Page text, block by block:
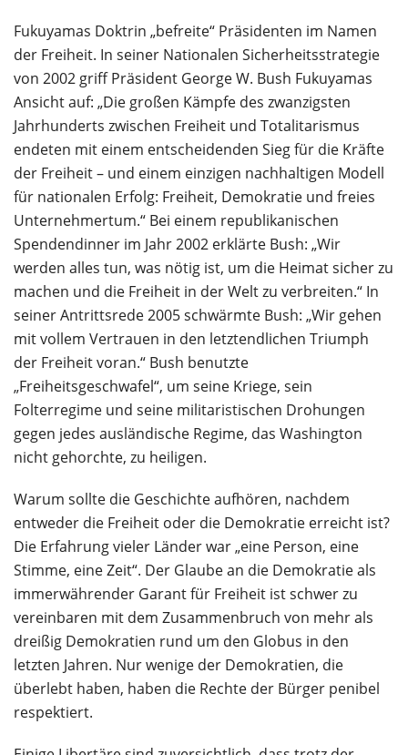
Fukuyamas Doktrin „befreite“ Präsidenten im Namen
der Freiheit. In seiner Nationalen Sicherheitsstrategie
von 2002 griff Präsident George W. Bush Fukuyamas
Ansicht auf: „Die großen Kämpfe des zwanzigsten
Jahrhunderts zwischen Freiheit und Totalitarismus
endeten mit einem entscheidenden Sieg für die Kräfte
der Freiheit – und einem einzigen nachhaltigen Modell
für nationalen Erfolg: Freiheit, Demokratie und freies
Unternehmertum.“ Bei einem republikanischen
Spendendinner im Jahr 2002 erklärte Bush: „Wir
werden alles tun, was nötig ist, um die Heimat sicher zu
machen und die Freiheit in der Welt zu verbreiten.“ In
seiner Antrittsrede 2005 schwärmte Bush: „Wir gehen
mit vollem Vertrauen in den letztendlichen Triumph
der Freiheit voran.“ Bush benutzte
„Freiheitsgeschwafel“, um seine Kriege, sein
Folterregime und seine militaristischen Drohungen
gegen jedes ausländische Regime, das Washington
nicht gehorchte, zu heiligen.
Warum sollte die Geschichte aufhören, nachdem
entweder die Freiheit oder die Demokratie erreicht ist?
Die Erfahrung vieler Länder war „eine Person, eine
Stimme, eine Zeit“. Der Glaube an die Demokratie als
immerwährender Garant für Freiheit ist schwer zu
vereinbaren mit dem Zusammenbruch von mehr als
dreißig Demokratien rund um den Globus in den
letzten Jahren. Nur wenige der Demokratien, die
überlebt haben, haben die Rechte der Bürger penibel
respektiert.